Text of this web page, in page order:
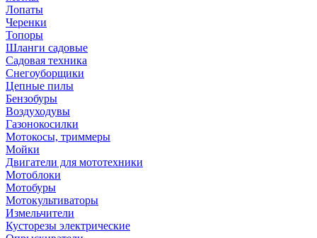
Лопаты
Черенки
Топоры
Шланги садовые
Садовая техника
Снегоуборщики
Цепные пилы
Бензобуры
Воздуходувы
Газонокосилки
Мотокосы, триммеры
Мойки
Двигатели для мототехники
Мотоблоки
Мотобуры
Мотокультиваторы
Измельчители
Кусторезы электрические